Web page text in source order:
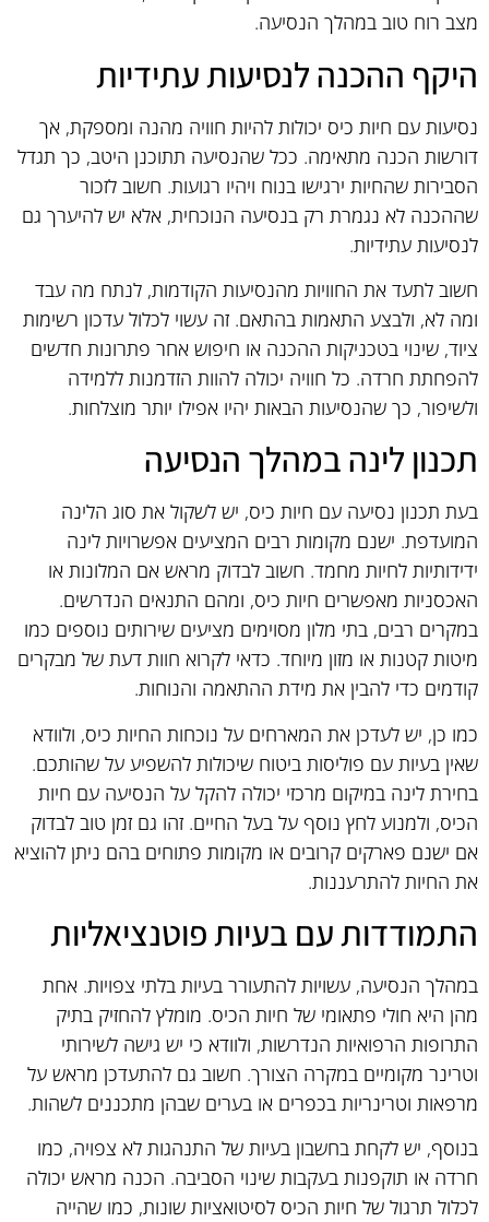
מצב רוח טוב במהלך הנסיעה.
היקף ההכנה לנסיעות עתידיות
נסיעות עם חיות כיס יכולות להיות חוויה מהנה ומספקת, אך
דורשות הכנה מתאימה. ככל שהנסיעה תתוכנן היטב, כך תגדל
הסבירות שהחיות ירגישו בנוח ויהיו רגועות. חשוב לזכור
שההכנה לא נגמרת רק בנסיעה הנוכחית, אלא יש להיערך גם
לנסיעות עתידיות.
חשוב לתעד את החוויות מהנסיעות הקודמות, לנתח מה עבד
ומה לא, ולבצע התאמות בהתאם. זה עשוי לכלול עדכון רשימות
ציוד, שינוי בטכניקות ההכנה או חיפוש אחר פתרונות חדשים
להפחתת חרדה. כל חוויה יכולה להוות הזדמנות ללמידה
ולשיפור, כך שהנסיעות הבאות יהיו אפילו יותר מוצלחות.
תכנון לינה במהלך הנסיעה
בעת תכנון נסיעה עם חיות כיס, יש לשקול את סוג הלינה
המועדפת. ישנם מקומות רבים המציעים אפשרויות לינה
ידידותיות לחיות מחמד. חשוב לבדוק מראש אם המלונות או
האכסניות מאפשרים חיות כיס, ומהם התנאים הנדרשים.
במקרים רבים, בתי מלון מסוימים מציעים שירותים נוספים כמו
מיטות קטנות או מזון מיוחד. כדאי לקרוא חוות דעת של מבקרים
קודמים כדי להבין את מידת ההתאמה והנוחות.
כמו כן, יש לעדכן את המארחים על נוכחות החיות כיס, ולוודא
שאין בעיות עם פוליסות ביטוח שיכולות להשפיע על שהותכם.
בחירת לינה במיקום מרכזי יכולה להקל על הנסיעה עם חיות
הכיס, ולמנוע לחץ נוסף על בעל החיים. זהו גם זמן טוב לבדוק
אם ישנם פארקים קרובים או מקומות פתוחים בהם ניתן להוציא
את החיות להתרעננות.
התמודדות עם בעיות פוטנציאליות
במהלך הנסיעה, עשויות להתעורר בעיות בלתי צפויות. אחת
מהן היא חולי פתאומי של חיות הכיס. מומלץ להחזיק בתיק
התרופות הרפואיות הנדרשות, ולוודא כי יש גישה לשירותי
וטרינר מקומיים במקרה הצורך. חשוב גם להתעדכן מראש על
מרפאות וטרינריות בכפרים או בערים שבהן מתכננים לשהות.
בנוסף, יש לקחת בחשבון בעיות של התנהגות לא צפויה, כמו
חרדה או תוקפנות בעקבות שינוי הסביבה. הכנה מראש יכולה
לכלול תרגול של חיות הכיס לסיטואציות שונות, כמו שהייה